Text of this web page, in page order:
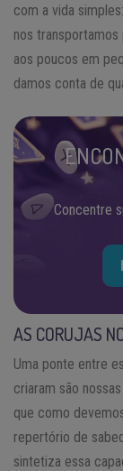
com a vida
nos
aos poucos em
damos conta de
Concentre
AS CORUJAS
Uma ponte entre
criaram são
que como
repertório de
sintetiza essa